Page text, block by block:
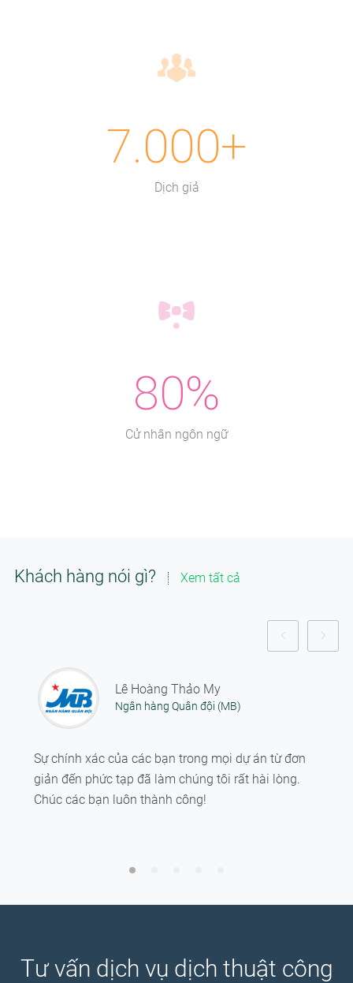
7.000+
Dịch giả
80%
Cử nhân ngôn ngữ
Khách hàng nói gì? Xem tất cả
Lê Hoàng Thảo My
Ngân hàng Quân đội (MB)
Sự chính xác của các bạn trong mọi dự án từ đơn
giản đến phức tạp đã làm chúng tôi rất hài lòng.
Chúc các bạn luôn thành công!
Tư vấn dịch vụ dịch thuật công